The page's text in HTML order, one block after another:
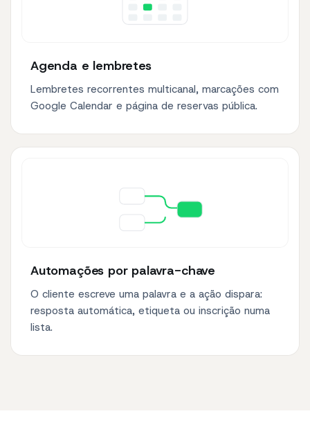
Agenda e lembretes
Lembretes recorrentes multicanal, marcações com
Google Calendar e página de reservas pública.
Automações por palavra-chave
O cliente escreve uma palavra e a ação dispara:
resposta automática, etiqueta ou inscrição numa
lista.